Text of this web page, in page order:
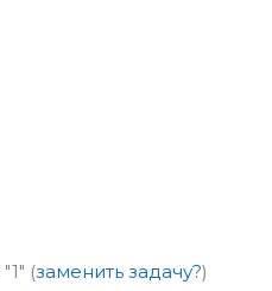
"1" (заменить задачу?)